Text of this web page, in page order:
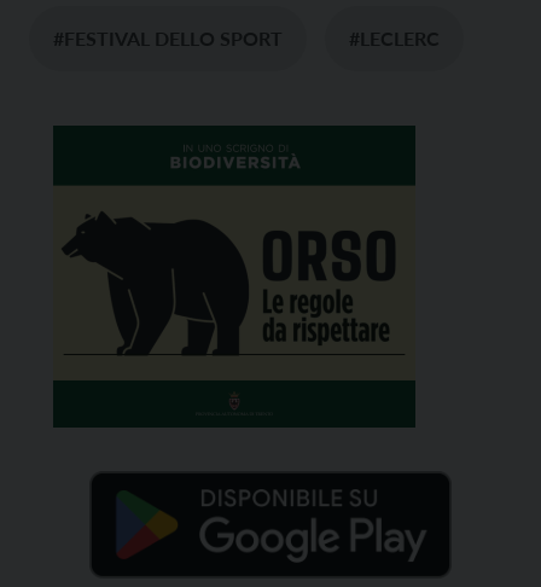
#FESTIVAL DELLO SPORT #LECLERC